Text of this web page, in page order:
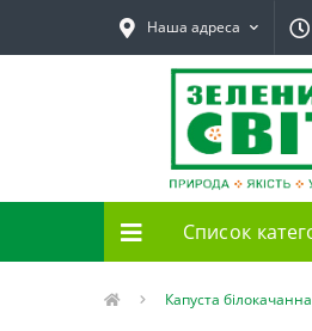
Наша адреса
Список
Капуста